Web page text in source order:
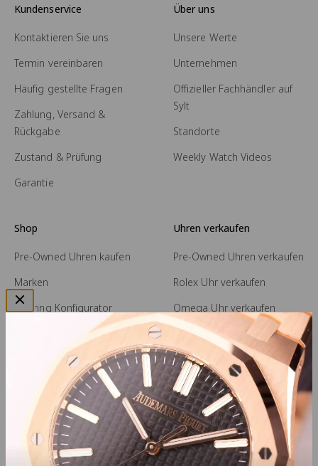
Kundenservice
Kontaktieren Sie uns
Termin vereinbaren
Häufig gestellte Fragen
Zahlung, Versand &
Rückgabe
Zustand & Prüfung
Garantie
Über uns
Unsere Werte
Unternehmen
Offizieller Fachhändler auf
Sylt
Standorte
Weekly Watch Videos
Shop
Pre-Owned Uhren kaufen
Marken
Trauring Konfigurator
TAMARA COMOLLI
Jochen Pohl
Uhren verkaufen
Pre-Owned Uhren verkaufen
Rolex Uhr verkaufen
Omega Uhr verkaufen
A. Lange & Söhne Uhr
verkaufen
Audemars Piguet Uhr
verkaufen
Patek Philippe Uhr
verkaufen